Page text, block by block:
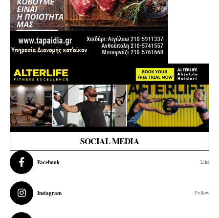
SOCIAL MEDIA
Facebook Like
Instagram Follow